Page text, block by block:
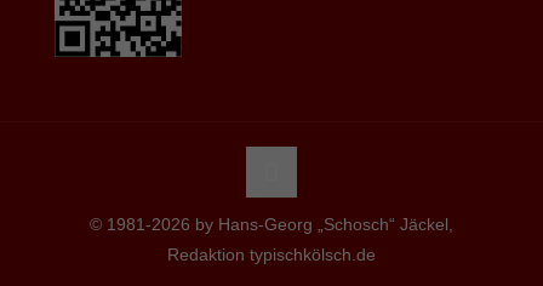
© 1981-2026 by Hans-Georg „Schosch“ Jäckel,
Redaktion typischkölsch.de